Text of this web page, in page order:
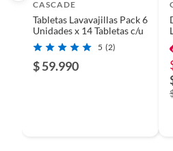
remanufacturados o con
Alimentos, bebidas,
Pinturas de un color a
Plantas.
CASCADE
Tabletas Lavavajillas Pack 6
Unidades x 14 Tabletas c/u
5 (2)
$ 59.990